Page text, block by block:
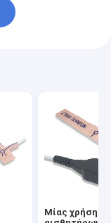
Μίας χρήσης